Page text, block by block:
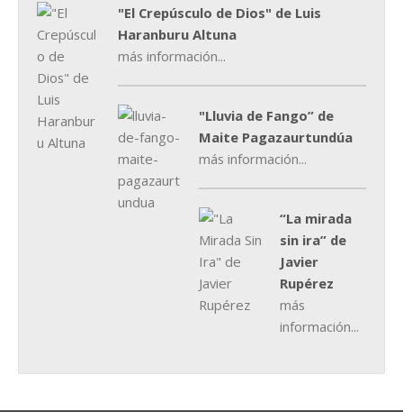
"El Crepúsculo de Dios" de Luis
Haranburu Altuna
más información...
"Lluvia de Fango” de
Maite Pagazaurtundúa
más información...
“La mirada
sin ira” de
Javier
Rupérez
más
información...